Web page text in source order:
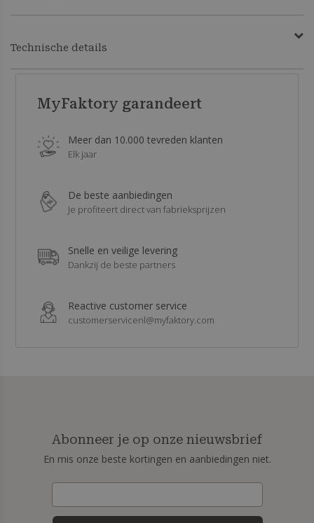
Technische details
MyFaktory garandeert
Meer dan 10.000 tevreden klanten
Elk jaar
De beste aanbiedingen
Je profiteert direct van fabrieksprijzen
Snelle en veilige levering
Dankzij de beste partners
Reactive customer service
customerservicenl@myfaktory.com
Abonneer je op onze nieuwsbrief
En mis onze beste kortingen en aanbiedingen niet.